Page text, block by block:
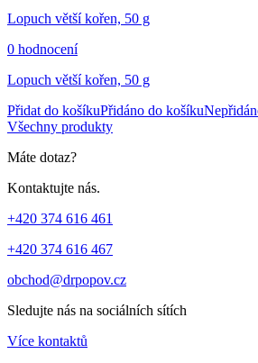
Lopuch větší kořen, 50 g
0 hodnocení
Lopuch větší kořen, 50 g
Přidat do košíkuPřidáno do košíku
Všechny produkty
Máte dotaz?
Kontaktujte nás.
+420 374 616 461
+420 374 616 467
obchod@drpopov.cz
Sledujte nás na sociálních sítích
Více kontaktů